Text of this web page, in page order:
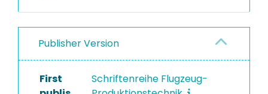
Publisher Version
First
Schriftenreihe Flugzeug-